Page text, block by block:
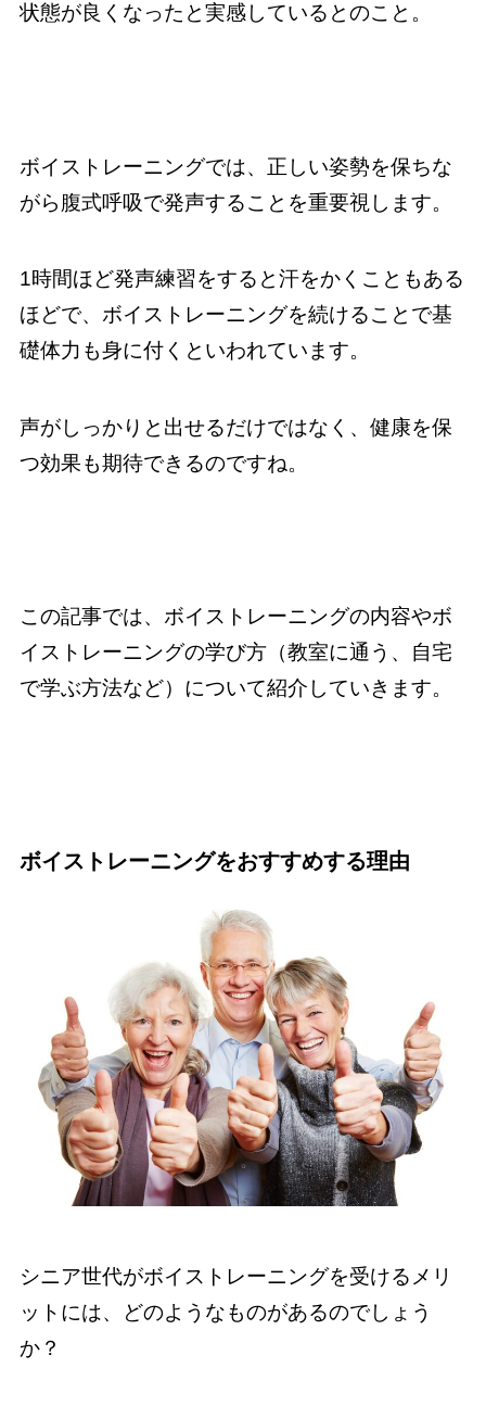
状態が良くなったと実感しているとのこと。
ボイストレーニングでは、正しい姿勢を保ちな
がら腹式呼吸で発声することを重要視します。
1時間ほど発声練習をすると汗をかくこともある
ほどで、ボイストレーニングを続けることで基
礎体力も身に付くといわれています。
声がしっかりと出せるだけではなく、健康を保
つ効果も期待できるのですね。
この記事では、ボイストレーニングの内容やボ
イストレーニングの学び方（教室に通う、自宅
で学ぶ方法など）について紹介していきます。
ボイストレーニングをおすすめする理由
シニア世代がボイストレーニングを受けるメリ
ットには、どのようなものがあるのでしょう
か？